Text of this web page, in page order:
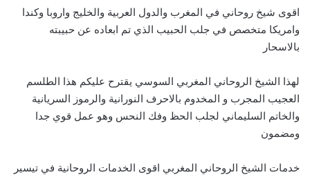
اقوى شيخ روحاني في المغرب والدول العربية والخليج واروبا وكندا
وامريكا متخصص في جلب الحبيب الذي تم ابعاده عن حبيبته
بالاسحار
لهذا الشيخ الروحاني المغربي السوسي يقترح عليكم هذا الطلسم
العجيب المجرب و المخدوم بالاحرف النورانية والرموز السريانية
والخاتم السليماني لجلب الحظ وفك النحس وهو عمل قوي جدا
ومضمون
خدمات الشيخ الروحاني المغربي اقوى الخدمات الروحانية في تيسير